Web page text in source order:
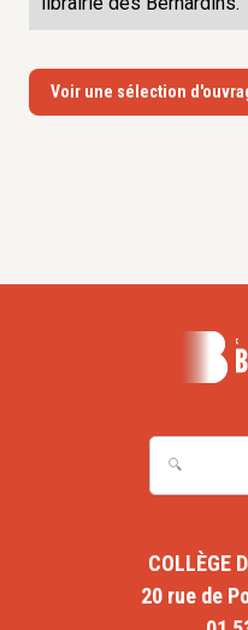
Voir une sélection
COLLÈGE
20 rue de